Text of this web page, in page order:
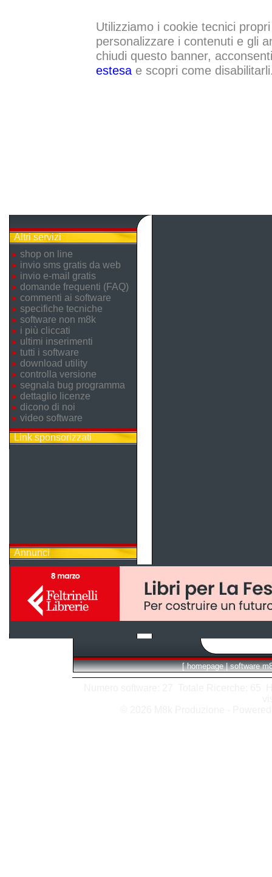
Utilizziamo i cookie tecnici
personalizzare i contenuti e gli
chiudi questo banner,
estesae scopri come
Altri servizi
shop on line
invio sms gratis da web
invio e-mail gratis
domande frequenti (FAQ)
commenti ai software
specifiche tecniche
software non m8k
i più cliccati
ultimi inserimenti
tutti i software
download utility
controlla versione
segnala bug programma
dettaglio licenze
dicono di noi
video software
Link sponsorizzati
Annunci
[ homepage | software